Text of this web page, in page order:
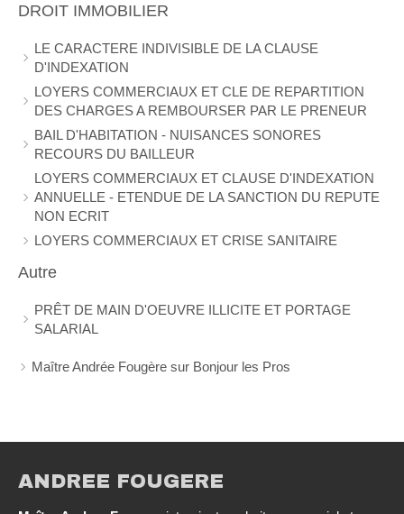
DROIT IMMOBILIER
LE CARACTERE INDIVISIBLE DE LA CLAUSE
D'INDEXATION
LOYERS COMMERCIAUX ET CLE DE REPARTITION
DES CHARGES A REMBOURSER PAR LE PRENEUR
BAIL D'HABITATION - NUISANCES SONORES
RECOURS DU BAILLEUR
LOYERS COMMERCIAUX ET CLAUSE D'INDEXATION
ANNUELLE - ETENDUE DE LA SANCTION DU REPUTE
NON ECRIT
LOYERS COMMERCIAUX ET CRISE SANITAIRE
Autre
PRÊT DE MAIN D'OEUVRE ILLICITE ET PORTAGE
SALARIAL
Maître Andrée Fougère sur Bonjour les Pros
ANDREE FOUGERE